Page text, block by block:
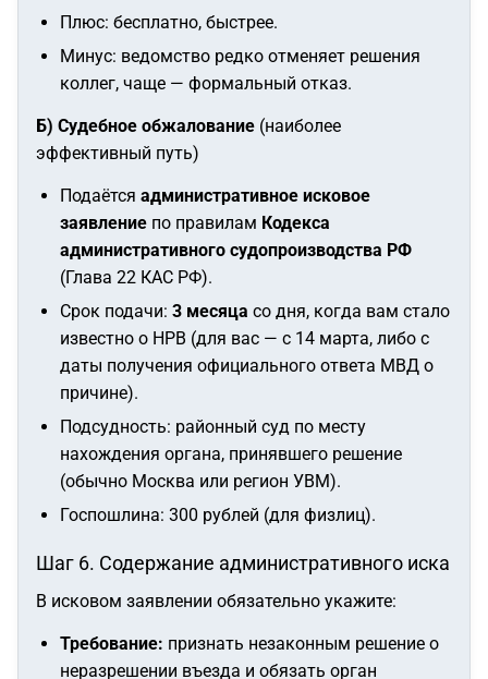
Плюс: бесплатно, быстрее.
Минус: ведомство редко отменяет решения
коллег, чаще — формальный отказ.
Б) Судебное обжалование (наиболее
эффективный путь)
Подаётся административное исковое
заявление по правилам Кодекса
административного судопроизводства РФ
(Глава 22 КАС РФ).
Срок подачи: 3 месяца со дня, когда вам стало
известно о НРВ (для вас — с 14 марта, либо с
даты получения официального ответа МВД о
причине).
Подсудность: районный суд по месту
нахождения органа, принявшего решение
(обычно Москва или регион УВМ).
Госпошлина: 300 рублей (для физлиц).
Шаг 6. Содержание административного иска
В исковом заявлении обязательно укажите:
Требование: признать незаконным решение о
неразрешении въезда и обязать орган